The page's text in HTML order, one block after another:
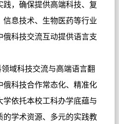
，确保提供高端科技、复
息技术、生物医药等行业
俄科技交流互动提供语言支
域科技交流与高端语言翻
俄科技合作常态化、精准化
依托本校工科办学底蕴与
的学术资源、多元的实践教